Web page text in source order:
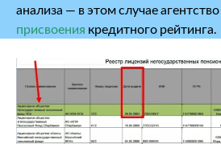
анализа ― в этом случае агентство
присвоения кредитного рейтинга.